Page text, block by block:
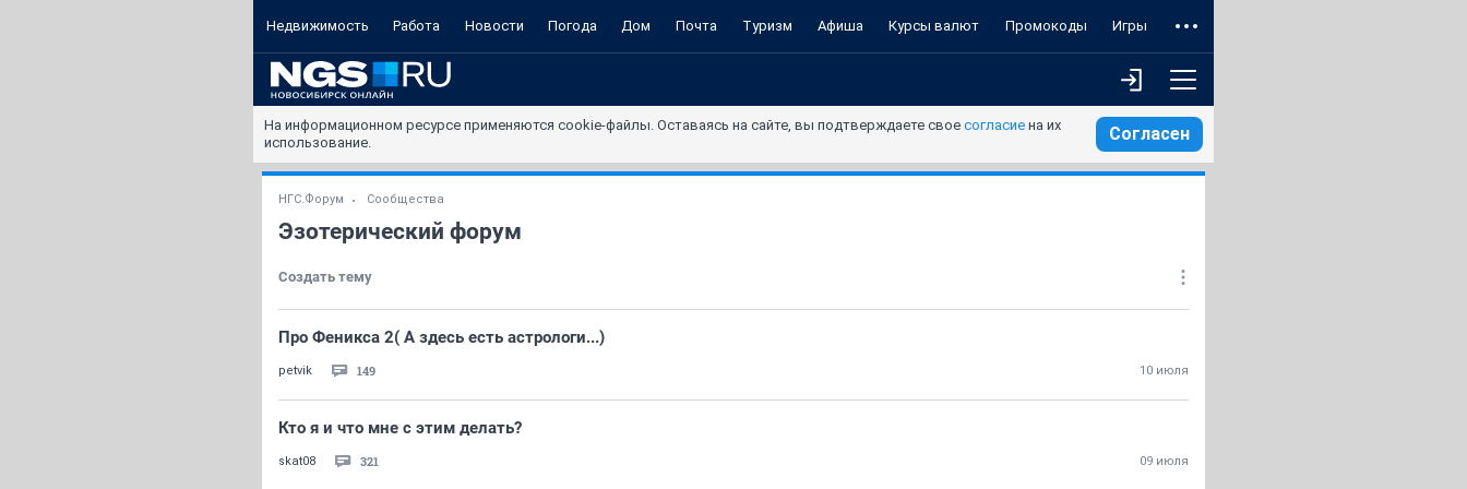
Недвижимость Работа Новости Погода Дом Почта Туризм Афиша Курсы валют Промокоды Игры
На информационном ресурсе применяются cookie-файлы. Оставаясь на сайте, вы подтверждаете свое согласие на их
использование.
Согласен
НГС.Форум Сообщества
Эзотерический форум
Создать тему
Про Феникса 2( А здесь есть астрологи...)
petvik 149 10 июля
Кто я и что мне с этим делать?
skat08 321 09 июля